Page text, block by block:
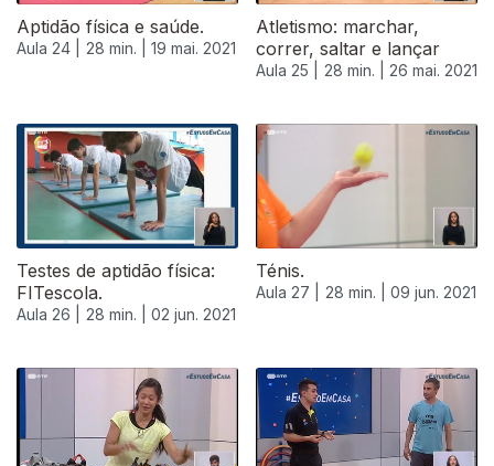
Aptidão física e saúde.
Aula 24 | 28 min. | 19 mai. 2021
Atletismo: marchar,
correr, saltar e lançar
Aula 25 | 28 min. | 26 mai. 2021
Testes de aptidão física:
FITescola.
Aula 26 | 28 min. | 02 jun. 2021
Ténis.
Aula 27 | 28 min. | 09 jun. 2021